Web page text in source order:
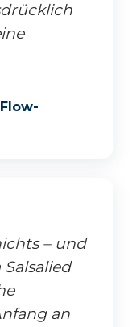
– und
an